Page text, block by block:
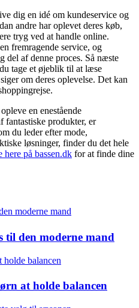
dig en idé om kundeservice og
andre har oplevet deres køb,
tryg ved at handle online.
fremragende service, og
del af denne proces. Så næste
tage et øjeblik til at læse
om deres oplevelse. Det kan
en enestående
fantastiske produkter, er
du leder efter mode,
løsninger, finder du det hele
here på bassen.dk for at finde dine
til den moderne mand
at holde balancen